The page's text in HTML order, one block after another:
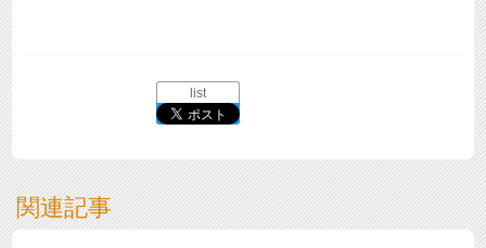
list
関連記事